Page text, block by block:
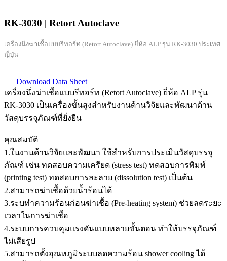
RK-3030 | Retort Autoclave
เครื่องนึ่งฆ่าเชื้อแบบรีทอร์ท (Retort Autoclave) ยี่ห้อ ALP รุ่น RK-3030 ประเทศ
ญี่ปุ่น
Download Data Sheet
เครื่องนึ่งฆ่าเชื้อแบบรีทอร์ท (Retort Autoclave) ยี่ห้อ ALP รุ่น
RK-3030 เป็นเครื่องขั้นสูงสำหรับงานด้านวิจัยและพัฒนาด้าน
วัสดุบรรจุภัณฑ์ที่ยั่งยืน
คุณสมบัติ
1.ในงานด้านวิจัยและพัฒนา ใช้สำหรับการประเมินวัสดุบรรจุ
ภัณฑ์ เช่น ทดสอบความเครียด (stress test) ทดสอบการพิมพ์
(printing test) ทดสอบการละลาย (dissolution test) เป็นต้น
2.สามารถฆ่าเชื้อด้วยน้ำร้อนได้
3.ระบทำความร้อนก่อนฆ่าเชื้อ (Pre-heating system) ช่วยลดระยะ
เวลาในการฆ่าเชื้อ
4.ระบบการควบคุมแรงดันแบบหลายขั้นตอน ทำให้บรรจุภัณฑ์
ไม่เสียรูป
5.สามารถตั้งอุณหภูมิระบบลดความร้อน shower cooling ได้